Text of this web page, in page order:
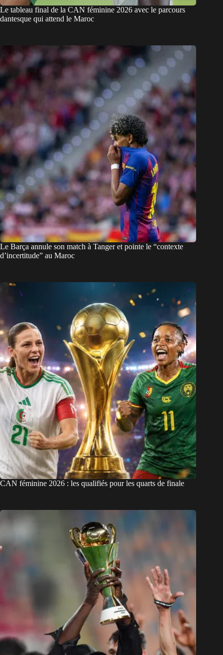
Le tableau final de la CAN féminine 2026 avec le parcours
dantesque qui attend le Maroc
Le Barça annule son match à Tanger et pointe le “contexte
d’incertitude” au Maroc
CAN féminine 2026 : les qualifiés pour les quarts de finale